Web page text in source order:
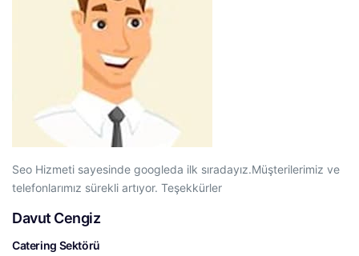
Seo Hizmeti sayesinde googleda ilk sıradayız.Müşterilerimiz ve
telefonlarımız sürekli artıyor. Teşekkürler
Davut Cengiz
Catering Sektörü